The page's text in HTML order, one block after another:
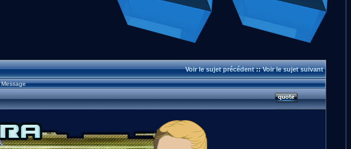
Voir le sujet précédent::Voir le sujet suivant
Message